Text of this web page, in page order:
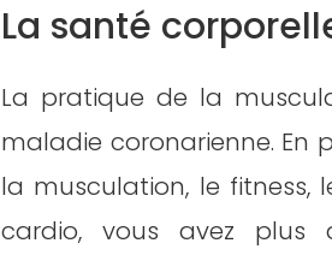
Des bienfaits sur l’esprit
Avoir une parfaite
La santé
La pratique de la
maladie coronarienne. En
la musculation, le fitness,
cardio, vous avez